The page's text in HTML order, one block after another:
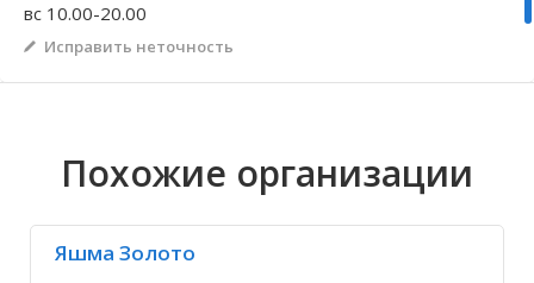
вс 10.00-20.00
Исправить неточность
Похожие организации
Яшма Золото